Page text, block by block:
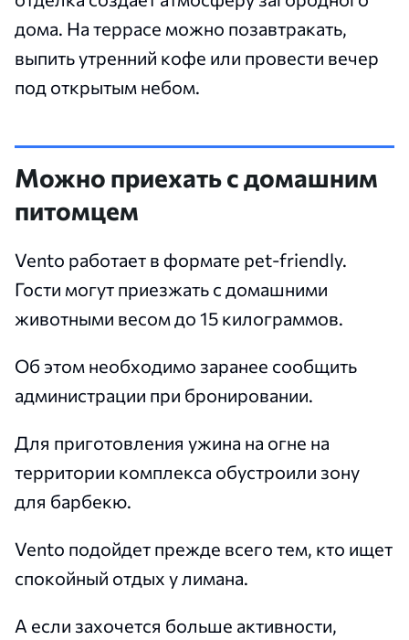
дома. На террасе можно позавтракать,
выпить утренний кофе или провести вечер
под открытым небом.
Можно приехать с домашним
питомцем
Vento работает в формате pet-friendly.
Гости могут приезжать с домашними
животными весом до 15 килограммов.
Об этом необходимо заранее сообщить
администрации при бронировании.
Для приготовления ужина на огне на
территории комплекса обустроили зону
для барбекю.
Vento подойдет прежде всего тем, кто ищет
спокойный отдых у лимана.
А если захочется больше активности,